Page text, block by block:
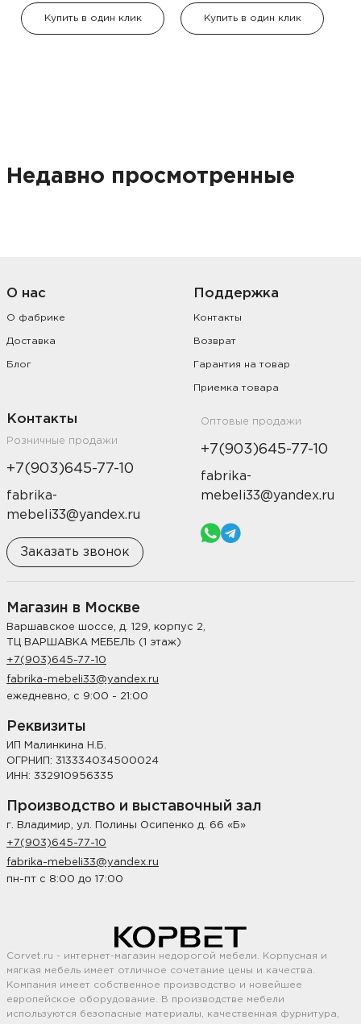
Купить в один клик Купить в один клик
Недавно просмотренные
О нас
О фабрике
Доставка
Блог
Поддержка
Контакты
Возврат
Гарантия на товар
Приемка товара
Контакты
Розничные продажи
+7(903)645-77-10
fabrika-
mebeli33@yandex.ru
Заказать звонок
Оптовые продажи
+7(903)645-77-10
fabrika-
mebeli33@yandex.ru
Магазин в Москве
Варшавское шоссе, д. 129, корпус 2,
ТЦ ВАРШАВКА МЕБЕЛЬ (1 этаж)
+7(903)645-77-10
fabrika-mebeli33@yandex.ru
ежедневно, с 9:00 - 21:00
Реквизиты
ИП Малинкина Н.Б.
ОГРНИП: 313334034500024
ИНН: 332910956335
Производство и выставочный зал
г. Владимир, ул. Полины Осипенко д. 66 «Б»
+7(903)645-77-10
fabrika-mebeli33@yandex.ru
пн-пт с 8:00 до 17:00
Corvet.ru - интернет-магазин недорогой мебели. Корпусная и
мягкая мебель имеет отличное сочетание цены и качества.
Компания имеет собственное производство и новейшее
европейское оборудование. В производстве мебели
используются безопасные материалы, качественная фурнитура,